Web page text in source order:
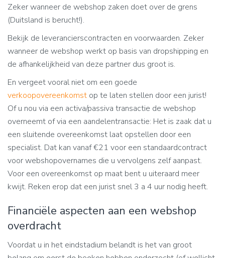
Zeker wanneer de webshop zaken doet over de grens
(Duitsland is berucht!).
Bekijk de leverancierscontracten en voorwaarden. Zeker
wanneer de webshop werkt op basis van dropshipping en
de afhankelijkheid van deze partner dus groot is.
En vergeet vooral niet om een goede
verkoopovereenkomst op te laten stellen door een jurist!
Of u nou via een activa/passiva transactie de webshop
overneemt of via een aandelentransactie: Het is zaak dat u
een sluitende overeenkomst laat opstellen door een
specialist. Dat kan vanaf €21 voor een standaardcontract
voor webshopovernames die u vervolgens zelf aanpast.
Voor een overeenkomst op maat bent u uiteraard meer
kwijt. Reken erop dat een jurist snel 3 a 4 uur nodig heeft.
Financiële aspecten aan een webshop
overdracht
Voordat u in het eindstadium belandt is het van groot